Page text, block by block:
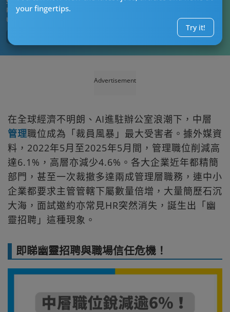
your fingertips.
Try it!
Published:2025-08-17 23:15
Updated:
Advertisement
在全球經濟不明朗、AI進駐辦公室浪潮下，中層
管理職位成為「裁員風暴」最大受害者。據外媒資
料，2022年5月至2025年5月間，管理職位削減高
達6.1%，高層亦減少4.6%。各大企業近年都精簡
部門，甚至一次裁撤多達兩成管理層職務，連中小
企業都要求主管管轄下屬數量倍增，大量簡歷石沉
大海，面試邀約亦常見HR突然消失，誕生出「幽
靈招聘」這種現象。
即睇幽靈招聘與職場信任危機！